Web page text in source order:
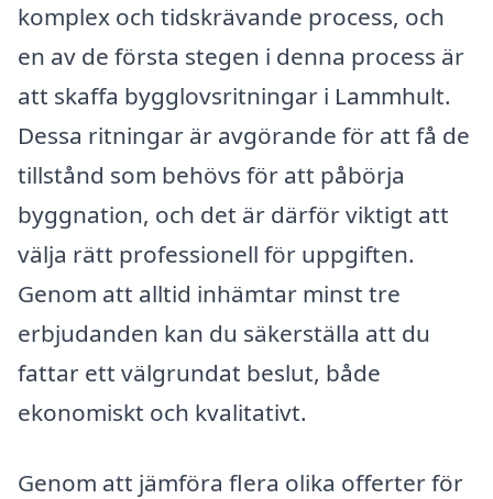
komplex och tidskrävande process, och
en av de första stegen i denna process är
att skaffa bygglovsritningar i Lammhult.
Dessa ritningar är avgörande för att få de
tillstånd som behövs för att påbörja
byggnation, och det är därför viktigt att
välja rätt professionell för uppgiften.
Genom att alltid inhämtar minst tre
erbjudanden kan du säkerställa att du
fattar ett välgrundat beslut, både
ekonomiskt och kvalitativt.
Genom att jämföra flera olika offerter för